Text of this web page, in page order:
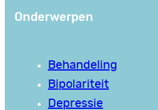
Onderwerpen
Behandeling
Bipolariteit
Depressie